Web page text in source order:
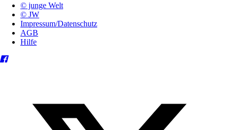
© junge Welt
© JW
Impressum/Datenschutz
AGB
Hilfe